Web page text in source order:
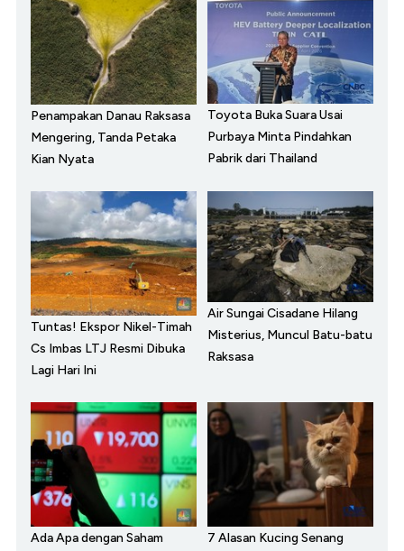
Penampakan Danau Raksasa
Mengering, Tanda Petaka
Kian Nyata
Toyota Buka Suara Usai
Purbaya Minta Pindahkan
Pabrik dari Thailand
Tuntas! Ekspor Nikel-Timah
Cs Imbas LTJ Resmi Dibuka
Lagi Hari Ini
Air Sungai Cisadane Hilang
Misterius, Muncul Batu-batu
Raksasa
Ada Apa dengan Saham
7 Alasan Kucing Senang